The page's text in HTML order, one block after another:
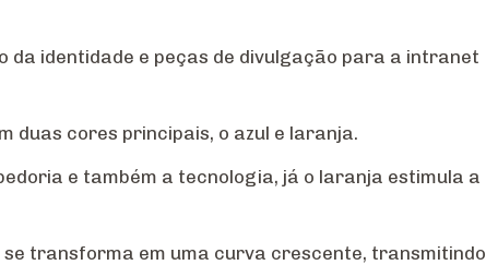
da identidade e peças de divulgação para a intranet
duas cores principais, o azul e laranja.
e também a tecnologia, já o laranja estimula a
se transforma em uma curva crescente, transmitindo